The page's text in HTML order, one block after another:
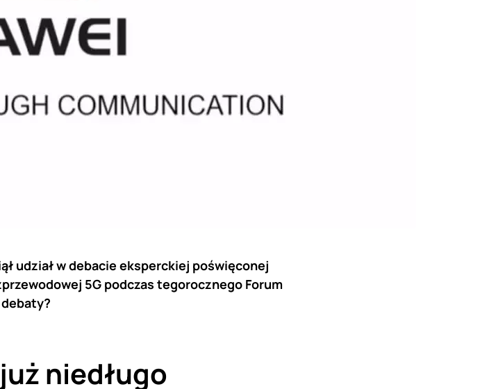
udział w debacie eksperckiej poświęconej
5G podczas tegorocznego Forum
niedługo